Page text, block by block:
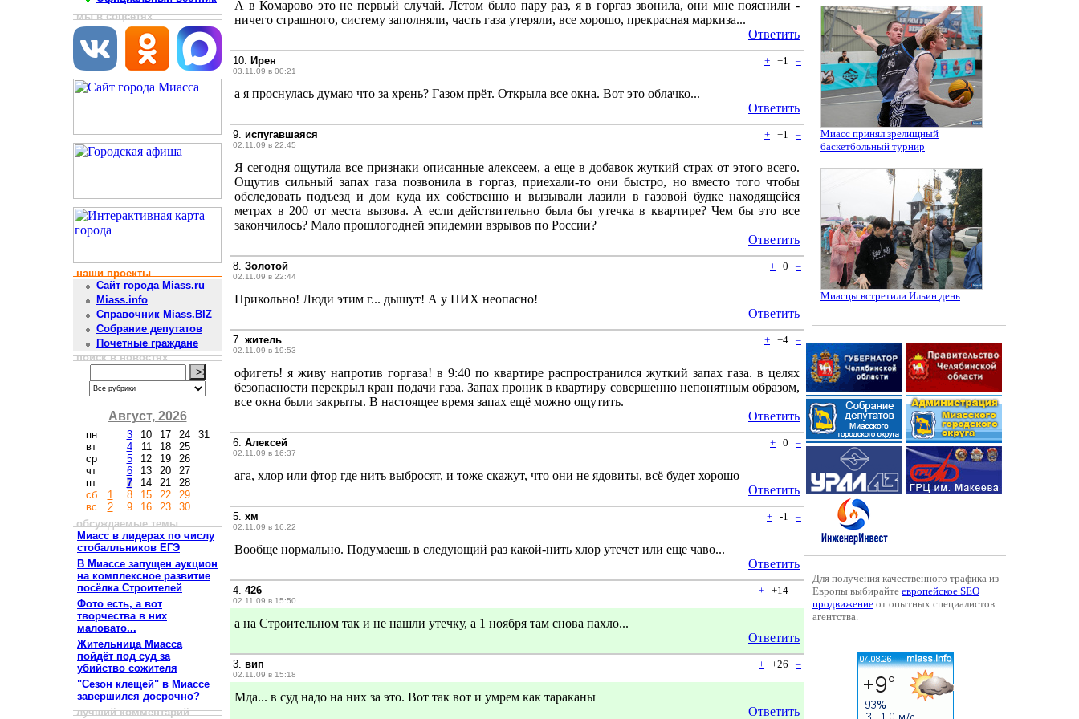
мы в соцсетях
наши проекты
Сайт города Miass.ru
Miass.info
Справочник Miass.BIZ
Собрание депутатов
Почетные граждане
поиск в новостях
Август, 2026
пн
вт
ср
чт
пт
сб
вс
1
2
3
4
5
6
7
8
9
10
11
12
13
14
15
16
17
18
19
20
21
22
23
24
25
26
27
28
29
30
31
обсуждаемые темы
Миасс в лидерах по числу
стобалльников ЕГЭ
В Миассе запущен аукцион
на комплексное развитие
посёлка Строителей
Фото есть, а вот
творчества в них
маловато...
Жительница Миасса
пойдёт под суд за
убийство сожителя
"Сезон клещей" в Миассе
завершился досрочно?
лучший комментарий
А в Комарово это не первый случай. Летом было пару раз, я в горгаз звонила, они мне пояснили -
ничего страшного, систему заполняли, часть газа утеряли, все хорошо, прекрасная маркиза...
Ответить
10. Ирен
03.11.09 в 00:21
+ +1 –
а я проснулась думаю что за хрень? Газом прёт. Открыла все окна. Вот это облачко...
Ответить
9. испугавшаяся
02.11.09 в 22:45
+ +1 –
Я сегодня ощутила все признаки описанные алексеем, а еще в добавок жуткий страх от этого всего.
Ощутив сильный запах газа позвонила в горгаз, приехали-то они быстро, но вместо того чтобы
обследовать подъезд и дом куда их собственно и вызывали лазили в газовой будке находящейся
метрах в 200 от места вызова. А если действительно была бы утечка в квартире? Чем бы это все
закончилось? Мало прошлогодней эпидемии взрывов по России?
Ответить
8. Золотой
02.11.09 в 22:44
+ 0 –
Прикольно! Люди этим г... дышут! А у НИХ неопасно!
Ответить
7. житель
02.11.09 в 19:53
+ +4 –
офигеть! я живу напротив горгаза! в 9:40 по квартире распространился жуткий запах газа. в целях
безопасности перекрыл кран подачи газа. Запах проник в квартиру совершенно непонятным образом,
все окна были закрыты. В настоящее время запах ещё можно ощутить.
Ответить
6. Алексей
02.11.09 в 16:37
+ 0 –
ага, хлор или фтор где нить выбросят, и тоже скажут, что они не ядовиты, всё будет хорошо
Ответить
5. хм
02.11.09 в 16:22
+ -1 –
Вообще нормально. Подумаешь в следующий раз какой-нить хлор утечет или еще чаво...
Ответить
4. 426
02.11.09 в 15:50
+ +14 –
а на Строительном так и не нашли утечку, а 1 ноября там снова пахло...
Ответить
3. вип
02.11.09 в 15:18
+ +26 –
Мда... в суд надо на них за это. Вот так вот и умрем как тараканы
Ответить
Миасс принял зрелищный
баскетбольный турнир
Миасцы встретили Ильин день
Для получения качественного трафика из
Европы выбирайте европейское SEO
продвижение от опытных специалистов
агентства.